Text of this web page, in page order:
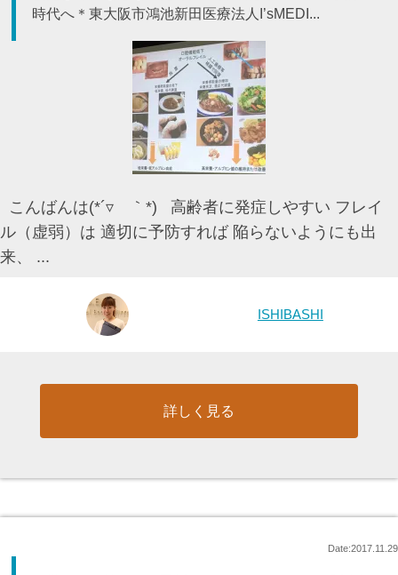
時代へ＊東大阪市鴻池新田医療法人I’sMEDI...
こんばんは(*´▿ ｀*) 高齢者に発症しやすい フレイ
ル（虚弱）は 適切に予防すれば 陥らないようにも出
来、 ...
ISHIBASHI
詳しく見る
Date:2017.11.29